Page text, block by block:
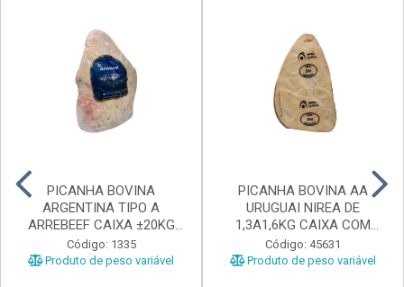
PICANHA BOVINA
ARGENTINA TIPO A
ARREBEEF CAIXA ±20KG
PEÇAS 1...
Código: 1335
Produto de peso variável
PICANHA BOVINA AA
URUGUAI NIREA DE
1,3A1,6KG CAIXA COM
±15KG
Código: 45631
Produto de peso variável